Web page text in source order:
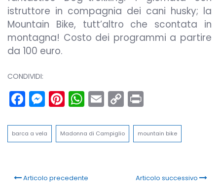
istruttore in compagnia dei cani husky; la
Mountain Bike, tutt’altro che scontata in
montagna! Costo dei programmi a partire
da 100 euro.
CONDIVIDI:
Facebook
Messenger
Pinterest
WhatsApp
Email
Copy
barca a vela Madonna di Campiglio mountain bike
Articolo precedente Articolo successivo